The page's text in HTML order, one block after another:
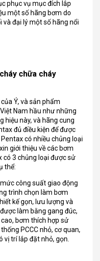
phục vụ mục đích lắp
một số hãng bơm do
đại lý một số hãng nổi
chữa cháy
Ý, và sản phẩm
Nam hầu như những
hiệu này, và hãng cung
đủ điều kiện để được
có nhiều chủng loại
giới thiệu về các bơm
có 3 chủng loại được sử
thể:
công suất giao động
trình chọn làm bơm
kế gọn, lưu lượng và
làm bằng gang đúc,
bơm thích hợp sử
PCCC nhỏ, cơ quan,
vị trí lắp đặt nhỏ, gọn.